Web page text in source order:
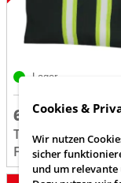
Lager
6,95 €
Tasche-Organizer
Feuerwehr
Cookies &
Wir nutzen
sicher
und um